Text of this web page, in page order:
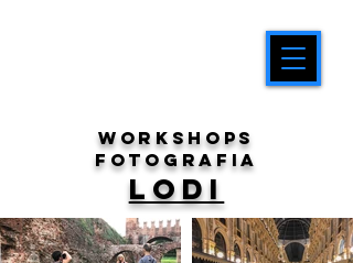
workshops
fotografia
LODI